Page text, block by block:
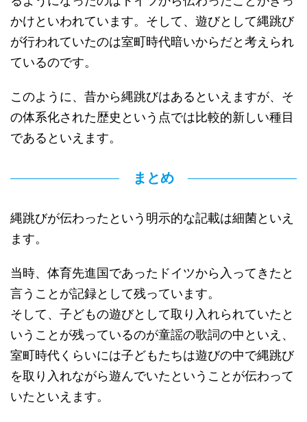
かけといわれています。そして、遊びとして縄跳び
が行われていたのは室町時代暗いからだと考えられ
ているのです。
このように、昔から縄跳びはあるといえますが、そ
の体系化された歴史という点では比較的新しい種目
であるといえます。
まとめ
縄跳びが伝わったという明示的な記載は細菌といえ
ます。
当時、体育先進国であったドイツから入ってきたと
言うことが記録として残っています。
そして、子どもの遊びとして取り入れられていたと
いうことが残っているのが童謡の歌詞の中といえ、
室町時代くらいには子どもたちは遊びの中で縄跳び
を取り入れながら遊んでいたということが伝わって
いたといえます。